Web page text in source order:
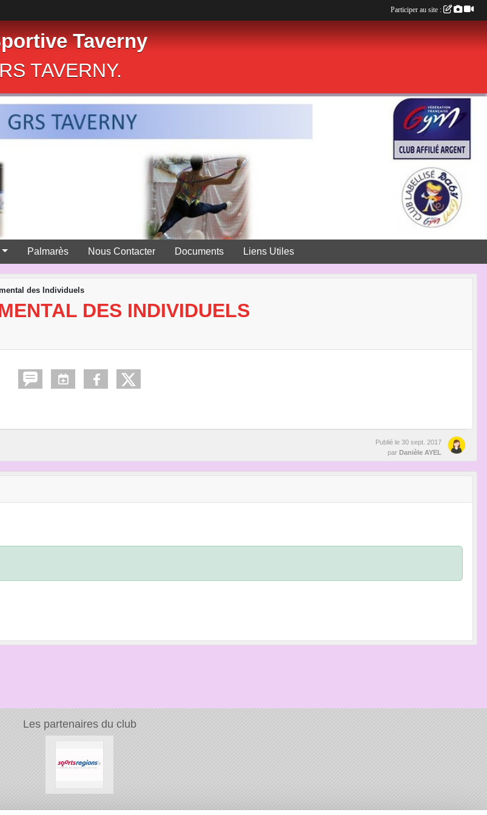
Taverny
TAVERNY.
Palmarès Nous Contacter Documents Liens Utiles
des Individuels
DES INDIVIDUELS
Publié le 30 sept. 2017
par Danièle AYEL
Les partenaires du club
Participer au site :